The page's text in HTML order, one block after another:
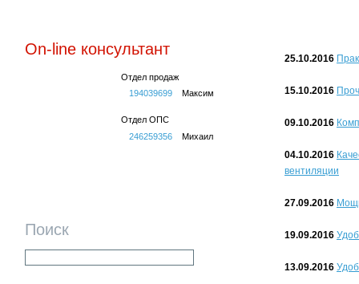
On-line консультант
Отдел продаж
194039699
Максим
Отдел ОПС
246259356
Михаил
Поиск
25.10.2016
15.10.2016
09.10.2016
04.10.2016
вентиляции
27.09.2016
19.09.2016
13.09.2016